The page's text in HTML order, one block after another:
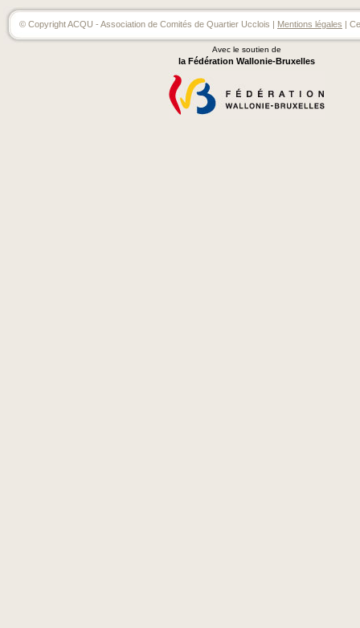
© Copyright ACQU - Association de Comités de Quartier Ucclois | Mentions légales |
Avec le soutien de
la Fédération Wallonie-Bruxelles